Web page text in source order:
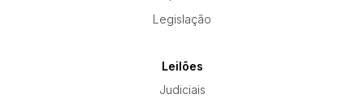
Legislação
Leilões
Judiciais